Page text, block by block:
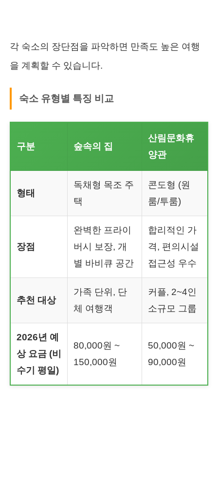
각 숙소의 장단점을 파악하면 만족도 높은 여행
을 계획할 수 있습니다.
숙소 유형별 특징 비교
구분 숲속의 집
산림문화휴
양관
형태
독채형 목조 주
택
콘도형 (원
룸/투룸)
장점
완벽한 프라이
버시 보장, 개
별 바비큐 공간
합리적인 가
격, 편의시설
접근성 우수
추천 대상
가족 단위, 단
체 여행객
커플, 2~4인
소규모 그룹
2026년 예
상 요금 (비
수기 평일)
80,000원 ~
150,000원
50,000원 ~
90,000원